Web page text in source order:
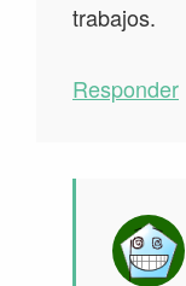
trabajos.
Responder